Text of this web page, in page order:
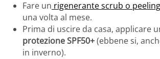
Fare un rigenerante scrub o peeling
una volta al mese.
Prima di uscire da casa, applicare
protezione SPF50+(ebbene si,
in inverno).